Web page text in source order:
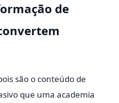
de
são o conteúdo de
que uma academia